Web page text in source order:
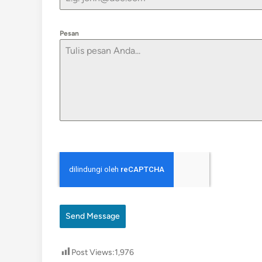
Pesan
Send Message
Post Views:1,976